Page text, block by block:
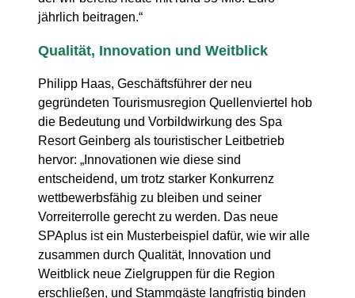
jährlich beitragen.“
Qualität, Innovation und Weitblick
Philipp Haas, Geschäftsführer der neu
gegründeten Tourismusregion Quellenviertel hob
die Bedeutung und Vorbildwirkung des Spa
Resort Geinberg als touristischer Leitbetrieb
hervor: „Innovationen wie diese sind
entscheidend, um trotz starker Konkurrenz
wettbewerbsfähig zu bleiben und seiner
Vorreiterrolle gerecht zu werden. Das neue
SPAplus ist ein Musterbeispiel dafür, wie wir alle
zusammen durch Qualität, Innovation und
Weitblick neue Zielgruppen für die Region
erschließen, und Stammgäste langfristig binden